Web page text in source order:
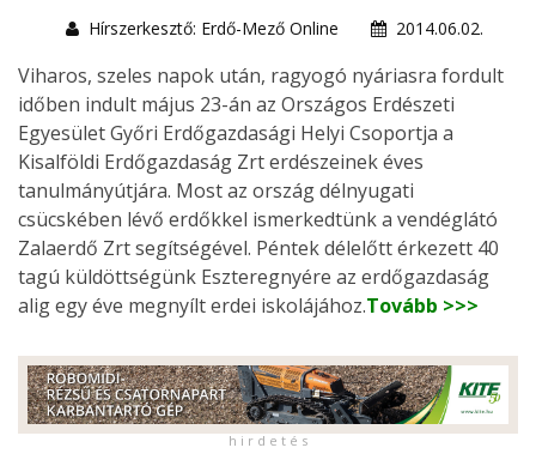
Hírszerkesztő: Erdő-Mező Online
2014.06.02.
Viharos, szeles napok után, ragyogó nyáriasra fordult
időben indult május 23-án az Országos Erdészeti
Egyesület Győri Erdőgazdasági Helyi Csoportja a
Kisalföldi Erdőgazdaság Zrt erdészeinek éves
tanulmányútjára. Most az ország délnyugati
csücskében lévő erdőkkel ismerkedtünk a vendéglátó
Zalaerdő Zrt segítségével. Péntek délelőtt érkezett 40
tagú küldöttségünk Eszteregnyére az erdőgazdaság
alig egy éve megnyílt erdei iskolájához.Tovább >>>
h i r d e t é s